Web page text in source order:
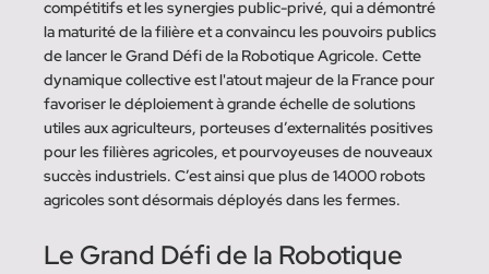
compétitifs et les synergies public-privé, qui a démontré
la maturité de la filière et a convaincu les pouvoirs publics
de lancer le Grand Défi de la Robotique Agricole. Cette
dynamique collective est l'atout majeur de la France pour
favoriser le déploiement à grande échelle de solutions
utiles aux agriculteurs, porteuses d’externalités positives
pour les filières agricoles, et pourvoyeuses de nouveaux
succès industriels. C’est ainsi que plus de 14000 robots
agricoles sont désormais déployés dans les fermes.
Le Grand Défi de la Robotique